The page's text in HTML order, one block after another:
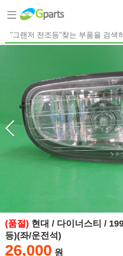
(품절) 현대 / 다이너스티 /
등)(좌/운전석)
26,000 원